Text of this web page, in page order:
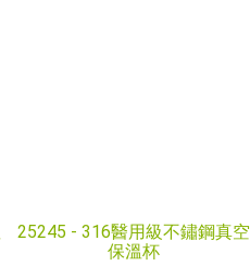
25245 - 316醫用級不鏽鋼真空
保溫杯